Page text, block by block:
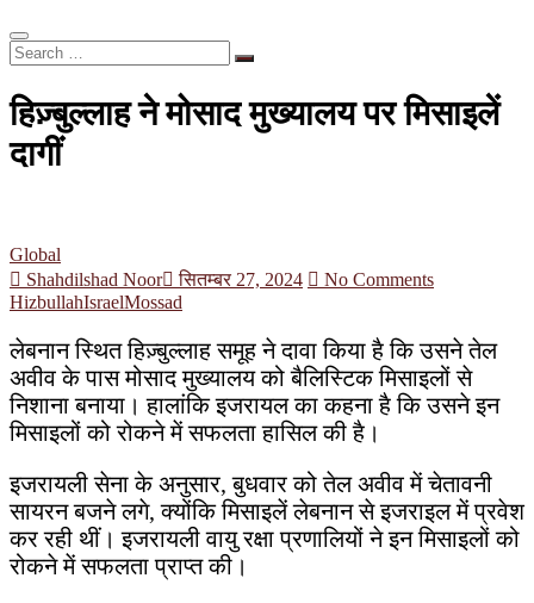
Search
…
हिज़्बुल्लाह ने मोसाद मुख्यालय पर मिसाइलें
दागीं
Global
Shahdilshad Noor
सितम्बर 27, 2024
No Comments
HizbullahIsraelMossad
लेबनान स्थित हिज़्बुल्लाह समूह ने दावा किया है कि उसने तेल
अवीव के पास मोसाद मुख्यालय को बैलिस्टिक मिसाइलों से
निशाना बनाया। हालांकि इजरायल का कहना है कि उसने इन
मिसाइलों को रोकने में सफलता हासिल की है।
इजरायली सेना के अनुसार, बुधवार को तेल अवीव में चेतावनी
सायरन बजने लगे, क्योंकि मिसाइलें लेबनान से इजराइल में प्रवेश
कर रही थीं। इजरायली वायु रक्षा प्रणालियों ने इन मिसाइलों को
रोकने में सफलता प्राप्त की।